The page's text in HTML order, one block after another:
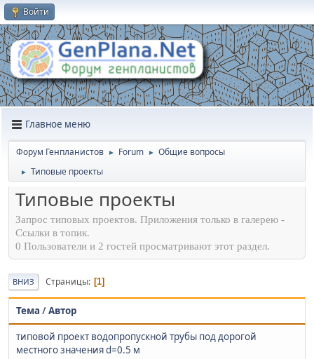
Войти
Главное меню
Форум Генпланистов ► Forum ► Общие вопросы
► Типовые проекты
Типовые проекты
Запрос типовых проектов. Приложения только в галерею -
Ссылки в топик.
0 Пользователи и 2 гостей просматривают этот раздел.
ВНИЗ Страницы 1
Тема /Автор
типовой проект водопропускной трубы под дорогой
местного значения d=0.5 м